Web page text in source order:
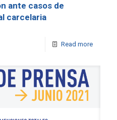
ante casos de
carcelaria
Read more